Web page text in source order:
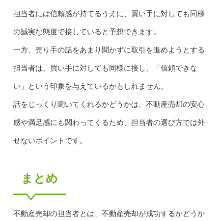
担当者には信頼感が持てるうえに、買い手に対しても同様
の誠実な態度で接していると予想できます。
一方、売り手の話をあまり聞かずに取引を進めようとする
担当者は、買い手に対しても同様に接し、「信頼できな
い」という印象を与えているかもしれません。
話をじっくり聞いてくれるかどうかは、不動産売却の安心
感や満足感にも関わってくるため、担当者の選び方では外
せないポイントです。
まとめ
不動産売却の担当者とは、不動産売却が成功するかどうか